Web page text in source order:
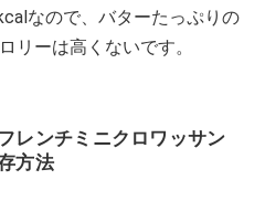
なので、バターたっぷりの
リーは高くないです。
レンチミニクロワッサン
方法